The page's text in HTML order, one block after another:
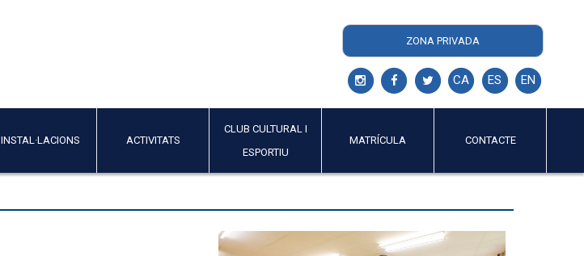
ZONA PRIVADA
CA ES EN
INSTAL·LACIONS ACTIVITATS
CLUB CULTURAL I
ESPORTIU
MATRÍCULA CONTACTE